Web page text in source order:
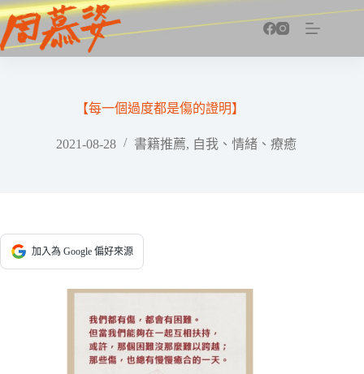
跳
至
主
【每一個過度都是傷的證明】
2021-08-28 書籍推薦, 自我、情緒、療癒
加入為 Google 偏好來源